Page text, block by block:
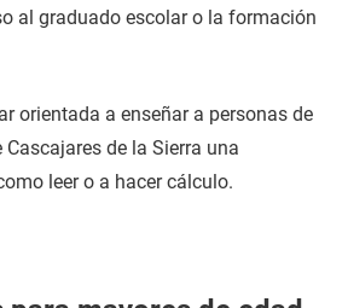
al graduado escolar o la formación
orientada a enseñar a personas de
de la Sierra una
leer o a hacer cálculo.